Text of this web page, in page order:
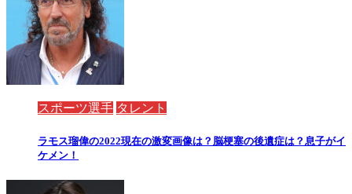
スポーツ選手 タレント
ラモス瑠偉の2022現在の激変画像は？脳梗塞の後遺症は？息子がイ
ケメン！